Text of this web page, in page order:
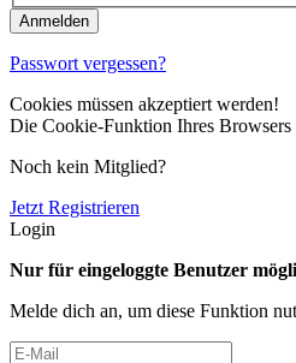
Passwort vergessen?
Cookies müssen akzeptiert werden!
Die Cookie-Funktion Ihres
Noch kein Mitglied?
Jetzt Registrieren
Login
Nur für eingeloggte Benutzer
Melde dich an, um diese Funktion